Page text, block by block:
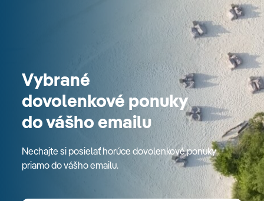
Vybrané
dovolenkové ponuky
do vášho emailu
Nechajte si posielať horúce dovolenkové ponuky
priamo do vášho emailu.